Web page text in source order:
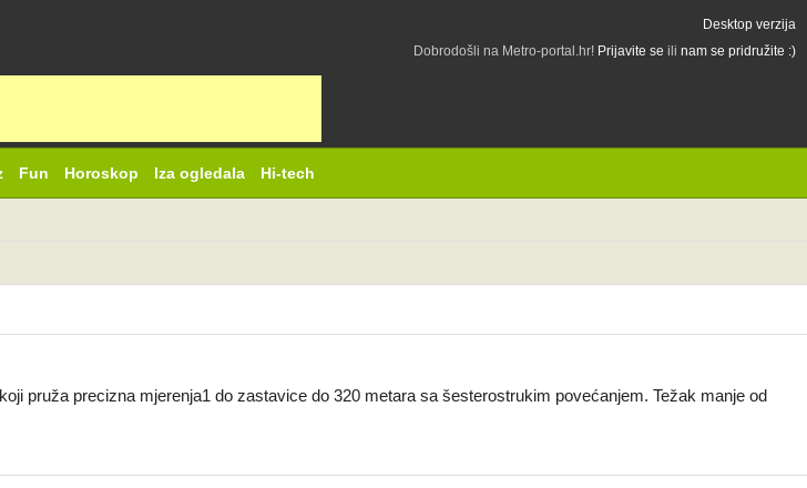
Desktop verzija
Dobrodošli na Metro-portal.hr! Prijavite se ili nam se pridružite :)
Fun Horoskop Iza ogledala Hi-tech
pruža precizna mjerenja1 do zastavice do 320 metara sa šesterostrukim povećanjem. Težak manje od